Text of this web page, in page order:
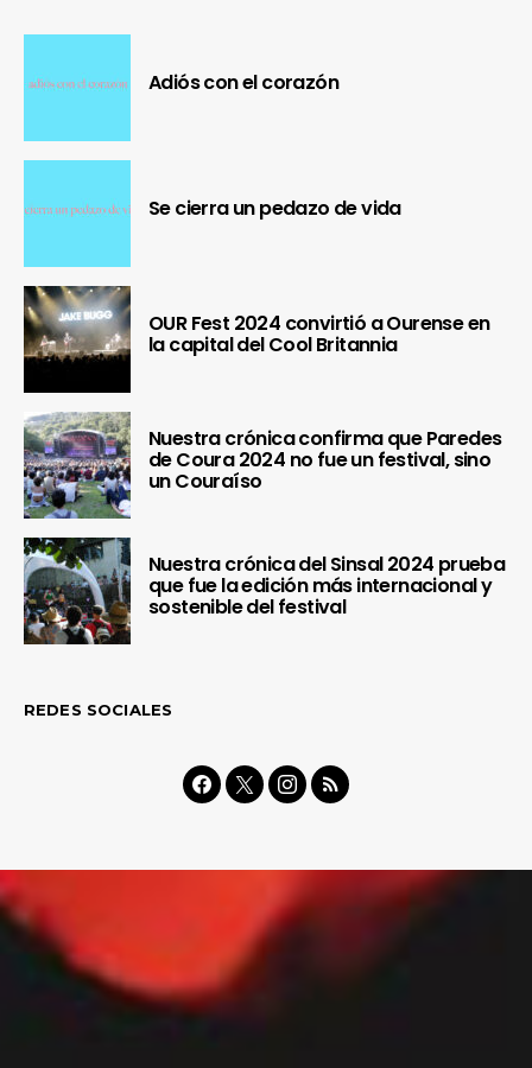
Adiós con el corazón
Se cierra un pedazo de vida
OUR Fest 2024 convirtió a Ourense en
la capital del Cool Britannia
Nuestra crónica confirma que Paredes
de Coura 2024 no fue un festival, sino
un Couraíso
Nuestra crónica del Sinsal 2024 prueba
que fue la edición más internacional y
sostenible del festival
REDES SOCIALES